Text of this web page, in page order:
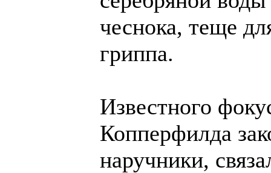
чеснока, теще
гриппа.
Известного
Копперфилда
наручники,